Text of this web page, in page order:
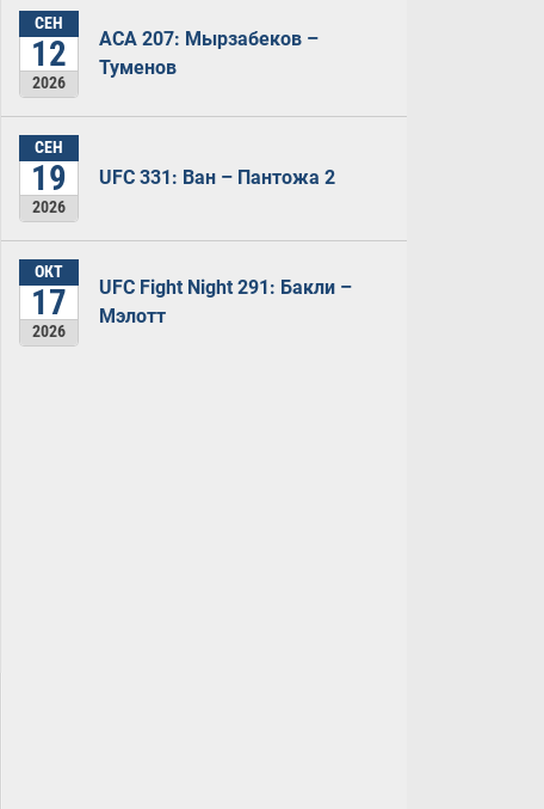
СЕН
12
2026
ACA 207: Мырзабеков –
Туменов
СЕН
19
2026
UFC 331: Ван – Пантожа 2
ОКТ
17
2026
UFC Fight Night 291: Бакли –
Мэлотт